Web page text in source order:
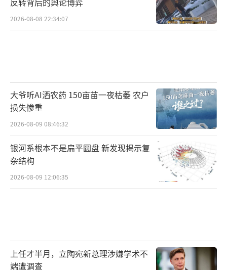
2026-08-08 22:34:07
大爷听AI洒农药 150亩苗一夜枯萎 农户
损失惨重
2026-08-09 08:46:32
银河系根本不是扁平圆盘 新发现揭示复
杂结构
2026-08-09 12:06:35
上任才半月，立陶宛新总理涉嫌学术不
端遭调查